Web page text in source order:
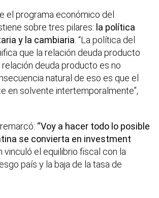
el programa económico del
sobre tres pilares: la política
y la cambiaria . “La política del
que la relación deuda producto
relación deuda producto es no
natural de eso es que el
en solvente intertemporalmente”,
“Voy a hacer todo lo posible
se convierta en investment
vinculó el equilibrio fiscal con la
país y la baja de la tasa de